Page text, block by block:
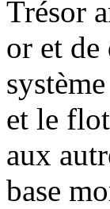
Trésor
or et
et le
aux
base